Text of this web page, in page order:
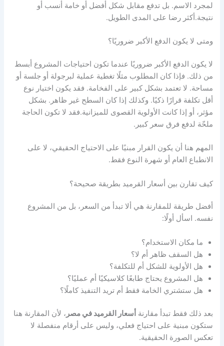
لمجرد الاسم. بل تدفع مقابل شكل أفضل أو خامة أنسب أو
نتيجة.أكثر رضا على المدى الطويل.
ومتى لا يكون الدفع الأكبر ضروريًا؟
لا يكون الدفع الأكبر ضروريًا عندما تكون احتياجات المشروع أبسط
من ذلك. فإذا كان المطلوب مثلًا تغطية عملية لبرجولة أو جلسة أو
مساحة. لا تعتمد بشكل كبير على الفخامة. فقد يكون اختيار نوع
أقل تكلفة قرارًا ذكيًا. وكذلك إذا كان السطح غير ظاهر. بشكل
مؤثر، أو إذا كانت الأولوية القصوى للميزانية.فقد لا تكون الحاجة
ملحّة لدفع فرق سعر كبير.
المهم هنا أن يكون القرار مبنيًا على الاحتياج الحقيقي، لا على
الانطباع العام أو شهرة النوع فقط.
كيف تقارن بين أسعار القرميد بطريقة صحيحة؟
أفضل طريقة للمقارنة هي ألا تبدأ من السعر، بل من المشروع
نفسه. اسأل أولًا:
ما مكان الاستخدام؟
هل السقف ظاهر أم لا؟
هل الأولوية للشكل أم للتكلفة؟
هل المشروع يحتاج طابعًا كلاسيكيًا أم عمليًا؟
هل ستشتري الخامة فقط أم تريد التنفيذ كاملًا؟
بعد ذلك فقط تبدأ مقارنة أسعار القرميد في مصر ، لأن المقارنة هنا
ستكون مبنية على احتياج فعلي، وليس على أرقام منفصلة لا
تعكس الصورة الحقيقية.